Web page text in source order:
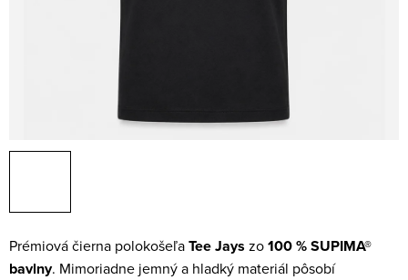
Prémiová čierna polokošeľaTee Jays zo100 % SUPIMA®
bavlny. Mimoriadne jemný a hladký materiál pôsobí